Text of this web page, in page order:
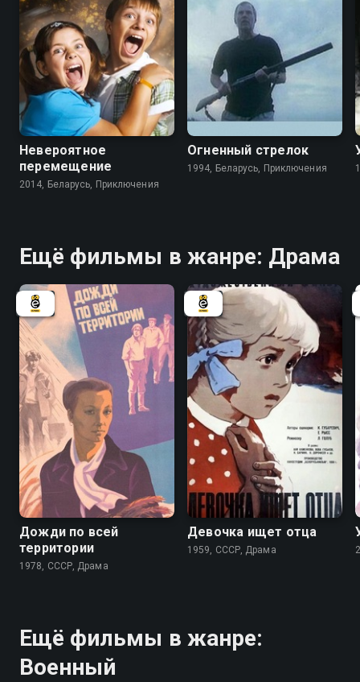
6.9
Невероятное
перемещение
2014, Беларусь, Приключения
Огненный стрелок
1994, Беларусь, Приключения
Ещё фильмы в жанре: Драма
Дожди по всей
территории
1978, СССР, Драма
7.3
Девочка ищет отца
1959, СССР, Драма
Ещё фильмы в жанре:
Военный